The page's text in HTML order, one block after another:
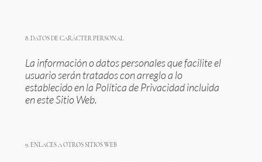
8. DATOS DE CARÁCTER PERSONAL
La información o datos personales que facilite el
usuario serán tratados con arreglo a lo
establecido en la Política de Privacidad incluida
en este Sitio Web.
9. ENLACES A OTROS SITIOS WEB